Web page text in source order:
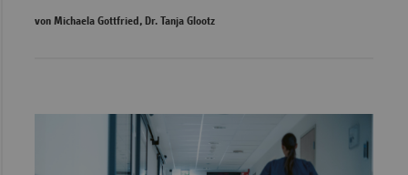
von Michaela Gottfried, Dr. Tanja Glootz